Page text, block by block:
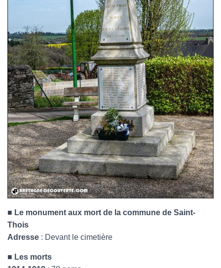
■ Le monument aux mort de la commune de Saint-
Thois
Adresse : Devant le cimetière
■ Les morts